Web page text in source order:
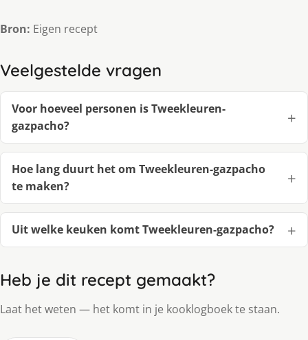
Bron: Eigen recept
Veelgestelde vragen
Voor hoeveel personen is Tweekleuren-
gazpacho?
Hoe lang duurt het om Tweekleuren-gazpacho
te maken?
Uit welke keuken komt Tweekleuren-gazpacho?
Heb je dit recept gemaakt?
Laat het weten — het komt in je kooklogboek te staan.